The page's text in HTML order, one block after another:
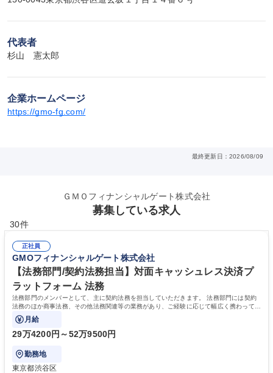
代表者
杉山　憲太郎
企業ホームページ
https://gmo-fg.com/
最終更新日：2026/08/09
ＧＭＯフィナンシャルゲート株式会社
募集している求人
30件
正社員
GMOフィナンシャルゲート株式会社
【法務部門/契約法務担当】対面キャッシュレス決済プ
ラットフォーム 法務
法務部門のメンバーとして、主に契約法務を担当していただきます。 法務部門には契約
法務のほか商事法務、その他法務関連等の業務があり、ご経験に応じて幅広く携わってい
ただきます。
月給
29万4200円～52万9500円
勤務地
東京都渋谷区